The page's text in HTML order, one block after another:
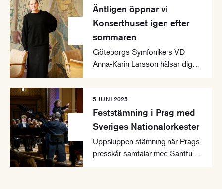
Äntligen öppnar vi
Konserthuset igen efter
sommaren
Göteborgs Symfonikers VD
Anna-Karin Larsson hälsar dig
Konserthus.
5 JUNI 2025
Feststämning i Prag med
Sveriges Nationalorkester
Uppsluppen stämning när Prags
presskår samtalar med Santtu-